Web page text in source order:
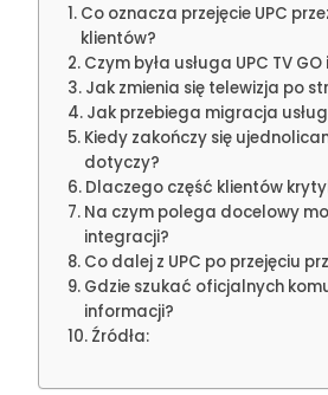
Co oznacza przejęcie UPC
klientów?
Czym była usługa UPC TV
Jak zmienia się telewizja po
Jak przebiega migracja
Kiedy zakończy się
dotyczy?
Dlaczego część klientów
Na czym polega docelowy
integracji?
Co dalej z UPC po przejęciu
Gdzie szukać oficjalnych
informacji?
Źródła: